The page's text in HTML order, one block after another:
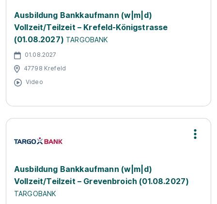
Ausbildung Bankkaufmann (w|m|d)
Vollzeit/Teilzeit – Krefeld-Königstrasse
(01.08.2027) TARGOBANK
01.08.2027
47798 Krefeld
Video
Ausbildung Bankkaufmann (w|m|d)
Vollzeit/Teilzeit – Grevenbroich (01.08.2027)
TARGOBANK